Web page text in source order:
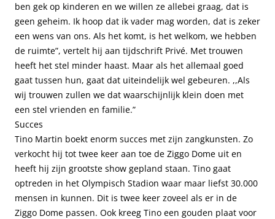
ben gek op kinderen en we willen ze allebei graag, dat is
geen geheim. Ik hoop dat ik vader mag worden, dat is zeker
een wens van ons. Als het komt, is het welkom, we hebben
de ruimte”, vertelt hij aan tijdschrift Privé. Met trouwen
heeft het stel minder haast. Maar als het allemaal goed
gaat tussen hun, gaat dat uiteindelijk wel gebeuren. ,,Als
wij trouwen zullen we dat waarschijnlijk klein doen met
een stel vrienden en familie.”
Succes
Tino Martin boekt enorm succes met zijn zangkunsten. Zo
verkocht hij tot twee keer aan toe de Ziggo Dome uit en
heeft hij zijn grootste show gepland staan. Tino gaat
optreden in het Olympisch Stadion waar maar liefst 30.000
mensen in kunnen. Dit is twee keer zoveel als er in de
Ziggo Dome passen. Ook kreeg Tino een gouden plaat voor